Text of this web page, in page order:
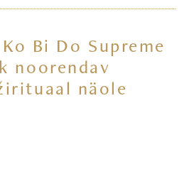
Bi Do Supreme
noorendav
näole